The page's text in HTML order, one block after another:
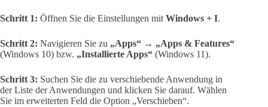
Schritt 1: Öffnen Sie die Einstellungen mit Windows + I.
Schritt 2: Navigieren Sie zu „Apps“ → „Apps & Features“
(Windows 10) bzw. „Installierte Apps“ (Windows 11).
Schritt 3: Suchen Sie die zu verschiebende Anwendung in
der Liste der Anwendungen und klicken Sie darauf. Wählen
Sie im erweiterten Feld die Option „Verschieben“.